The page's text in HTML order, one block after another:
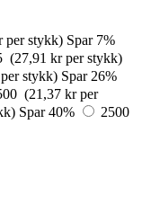
per stykk) Spar 7%
(27,91 kr per stykk)
stykk) Spar 26%
(21,37 kr per
Spar 40%
2500